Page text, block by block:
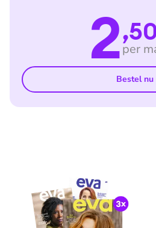
2per
Bestel nu